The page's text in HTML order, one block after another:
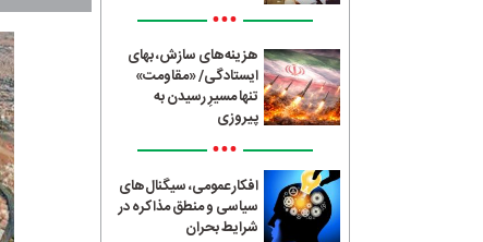
•••
هزینه‌های سازش، بهای
ایستادگی/ «مقاومت»
تنها مسیرِ رسیدن به
پیروزی
•••
افکار عمومی، سیگنال‌های
سیاسی و منطق مذاکره در
شرایط بحران